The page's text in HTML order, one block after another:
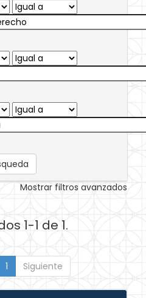
Mostrar filtros avanzados
1-1 de 1.
1 Siguiente